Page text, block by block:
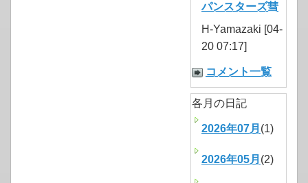
パンスターズ彗
H-Yamazaki [04-
20 07:17]
コメント一覧
各月の日記
2026年07月 (1)
2026年05月 (2)